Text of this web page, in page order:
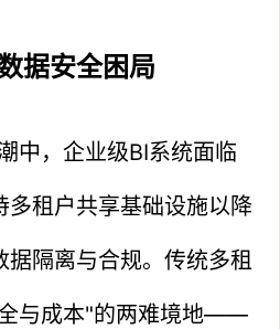
据安全困局
中，企业级BI系统面临
多租户共享基础设施以降
隔离与合规。传统多租
与成本"的两难境地——